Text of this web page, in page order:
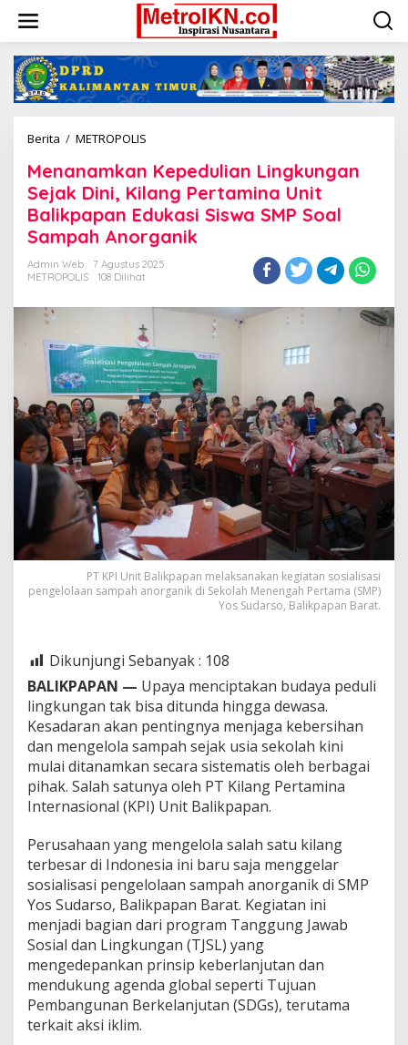
konten
Berita / METROPOLIS
Lingkungan
Sejak
Dini,
Kilang
Pertamina
Unit
Balikpapan
SMP
Soal
Sampah
Anorganik
Menanamkan Kepedulian Lingkungan
Sejak Dini, Kilang Pertamina Unit
Balikpapan Edukasi Siswa SMP Soal
Sampah Anorganik
Admin Web
7 Agustus 2025
METROPOLIS
108 Dilihat
PT KPI Unit Balikpapan melaksanakan kegiatan sosialisasi
pengelolaan sampah anorganik di Sekolah Menengah Pertama (SMP)
Yos Sudarso, Balikpapan Barat.
Dikunjungi Sebanyak : 108
BALIKPAPAN — Upaya menciptakan budaya peduli
lingkungan tak bisa ditunda hingga dewasa.
Kesadaran akan pentingnya menjaga kebersihan
dan mengelola sampah sejak usia sekolah kini
mulai ditanamkan secara sistematis oleh berbagai
pihak. Salah satunya oleh PT Kilang Pertamina
Internasional (KPI) Unit Balikpapan.
Perusahaan yang mengelola salah satu kilang
terbesar di Indonesia ini baru saja menggelar
sosialisasi pengelolaan sampah anorganik di SMP
Yos Sudarso, Balikpapan Barat. Kegiatan ini
menjadi bagian dari program Tanggung Jawab
Sosial dan Lingkungan (TJSL) yang
mengedepankan prinsip keberlanjutan dan
mendukung agenda global seperti Tujuan
Pembangunan Berkelanjutan (SDGs), terutama
terkait aksi iklim.